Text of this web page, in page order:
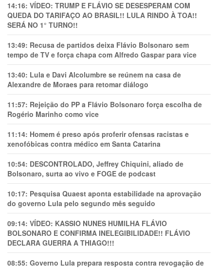
14:16: VÍDEO: TRUMP E FLÁVIO SE DESESPERAM COM
QUEDA DO TARIFAÇO AO BRASIL!! LULA RINDO À TOA!!
SERÁ NO 1° TURNO!!
13:49: Recusa de partidos deixa Flávio Bolsonaro sem
tempo de TV e força chapa com Alfredo Gaspar para vice
13:40: Lula e Davi Alcolumbre se reúnem na casa de
Alexandre de Moraes para retomar diálogo
11:57: Rejeição do PP a Flávio Bolsonaro força escolha de
Rogério Marinho como vice
11:14: Homem é preso após proferir ofensas racistas e
xenofóbicas contra médico em Santa Catarina
10:54: DESCONTROLADO, Jeffrey Chiquini, aliado de
Bolsonaro, surta ao vivo e FOGE de podcast
10:17: Pesquisa Quaest aponta estabilidade na aprovação
do governo Lula pelo segundo mês seguido
09:14: VÍDEO: KASSIO NUNES HUMlLHA FLÁVIO
BOLSONARO E CONFIRMA INELEGIBILIDADE!! FLÁVIO
DECLARA GUERRA A THIAGO!!!
08:55: Governo Lula prepara resposta contra revogação de